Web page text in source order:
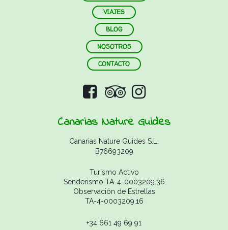
VIAJES
BLOG
NOSOTROS
CONTACTO
Canarias Nature Guides
Canarias Nature Guides S.L.
B76693209
Turismo Activo
Senderismo TA-4-0003209.36
Observación de Estrellas
TA-4-0003209.16
+34 661 49 69 91